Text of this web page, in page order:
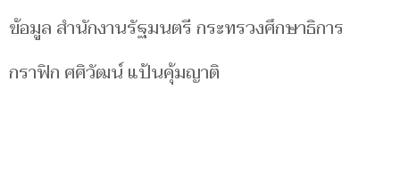
ข้อมูล สำนักงานรัฐมนตรี กระทรวงศึกษาธิการ
กราฟิก ศศิวัฒน์ แป้นคุ้มญาติ